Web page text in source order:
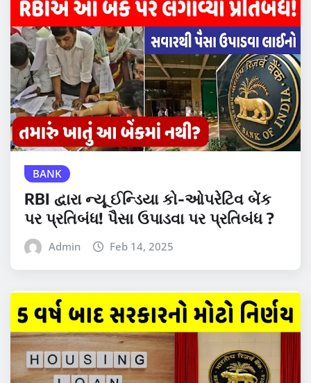
BANK
RBI દ્વારા ન્યૂ ઈન્ડિયા કો-ઓપરેટિવ બેંક
પર પ્રતિબંધ! પૈસા ઉપાડવા પર પ્રતિબંધ ?
Admin Feb 14, 2025